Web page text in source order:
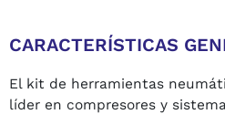
CARACTERÍSTICAS
El kit de herramientas
líder en compresores y